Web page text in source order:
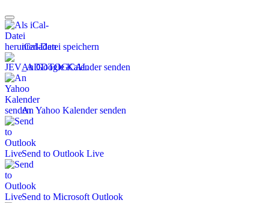
iCal-Datei speichern
An Google Kalender senden
An Yahoo Kalender senden
Send to Outlook Live
Send to Microsoft Outlook